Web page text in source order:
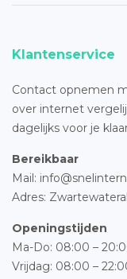
Klantenservice
Contact opnemen
over internet
dagelijks voor je
Bereikbaar
Mail:
Adres:
Openingstijden
Ma-Do: 08:00 –
Vrijdag: 08:00 –